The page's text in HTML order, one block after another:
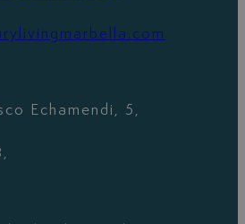
Echamendi, 5,